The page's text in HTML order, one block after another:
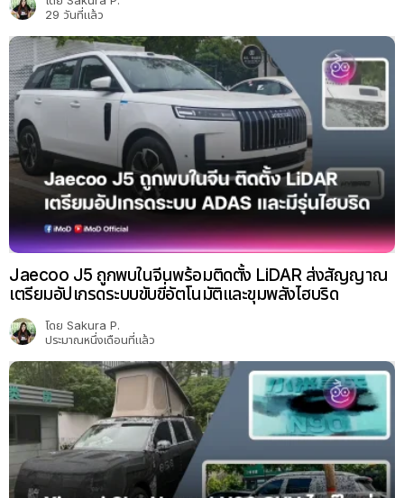
29 วันที่แล้ว
Jaecoo J5 ถูกพบในจีนพร้อมติดตั้ง LiDAR ส่งสัญญาณ
เตรียมอัปเกรดระบบขับขี่อัตโนมัติและขุมพลังไฮบริด
โดย Sakura P.
ประมาณหนึ่งเดือนที่แล้ว